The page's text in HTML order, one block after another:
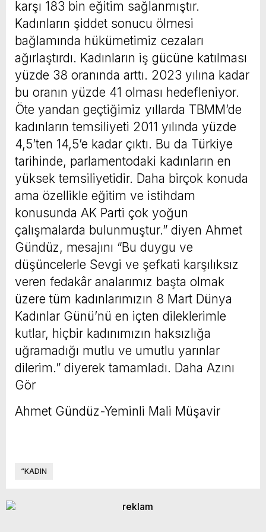
karşı 183 bin eğitim sağlanmıştır.
Kadınların şiddet sonucu ölmesi
bağlamında hükümetimiz cezaları
ağırlaştırdı. Kadınların iş gücüne katılması
yüzde 38 oranında arttı. 2023 yılına kadar
bu oranın yüzde 41 olması hedefleniyor.
Öte yandan geçtiğimiz yıllarda TBMM’de
kadınların temsiliyeti 2011 yılında yüzde
4,5’ten 14,5’e kadar çıktı. Bu da Türkiye
tarihinde, parlamentodaki kadınların en
yüksek temsiliyetidir. Daha birçok konuda
ama özellikle eğitim ve istihdam
konusunda AK Parti çok yoğun
çalışmalarda bulunmuştur.” diyen Ahmet
Gündüz, mesajını “Bu duygu ve
düşüncelerle Sevgi ve şefkati karşılıksız
veren fedakâr analarımız başta olmak
üzere tüm kadınlarımızın 8 Mart Dünya
Kadınlar Günü’nü en içten dileklerimle
kutlar, hiçbir kadınımızın haksızlığa
uğramadığı mutlu ve umutlu yarınlar
dilerim.” diyerek tamamladı. Daha Azını
Gör
Ahmet Gündüz-Yeminli Mali Müşavir
“KADIN